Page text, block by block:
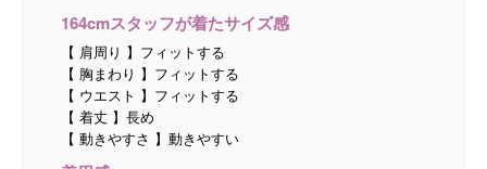
164cmスタッフが着たサイズ感
【 肩周り 】フィットする
【 胸まわり 】フィットする
【 ウエスト 】フィットする
【 着丈 】長め
【 動きやすさ 】動きやすい